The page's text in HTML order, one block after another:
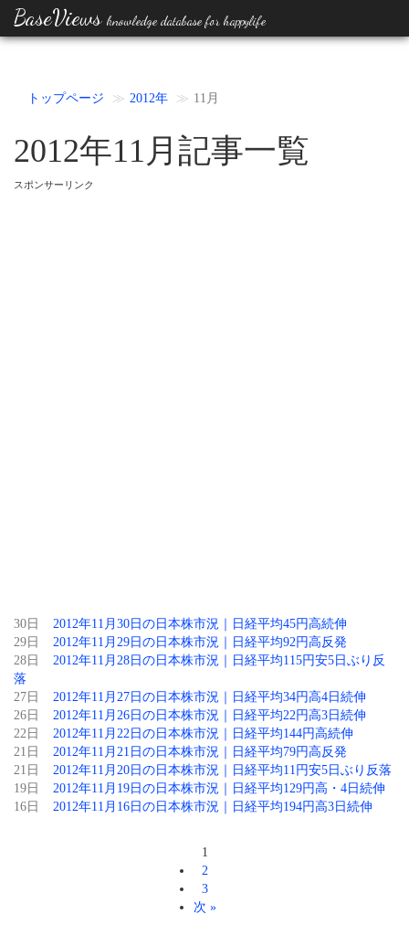
BaseViews knowledge database for happylife
トップページ 2012年 11月
2012年11月記事一覧
スポンサーリンク
30日
2012年11月30日の日本株市況｜日経平均45円高続伸
29日
2012年11月29日の日本株市況｜日経平均92円高反発
28日
2012年11月28日の日本株市況｜日経平均115円安5日ぶり反
落
27日
2012年11月27日の日本株市況｜日経平均34円高4日続伸
26日
2012年11月26日の日本株市況｜日経平均22円高3日続伸
22日
2012年11月22日の日本株市況｜日経平均144円高続伸
21日
2012年11月21日の日本株市況｜日経平均79円高反発
21日
2012年11月20日の日本株市況｜日経平均11円安5日ぶり反落
19日
2012年11月19日の日本株市況｜日経平均129円高・4日続伸
16日
2012年11月16日の日本株市況｜日経平均194円高3日続伸
1
2
3
次 »